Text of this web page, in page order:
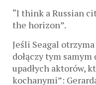
“I think a Russian
the horizon”.
Jeśli Seagal
dołączy tym
upadłych aktorów,
kochanymi”: